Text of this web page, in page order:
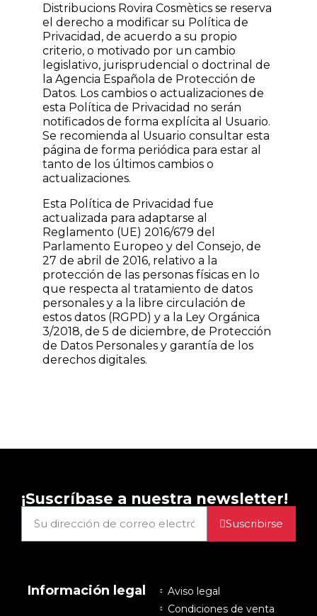
Distribucions Rovira Cosmètics se reserva
el derecho a modificar su Política de
Privacidad, de acuerdo a su propio
criterio, o motivado por un cambio
legislativo, jurisprudencial o doctrinal de
la Agencia Española de Protección de
Datos. Los cambios o actualizaciones de
esta Política de Privacidad no serán
notificados de forma explícita al Usuario.
Se recomienda al Usuario consultar esta
página de forma periódica para estar al
tanto de los últimos cambios o
actualizaciones.
Esta Política de Privacidad fue
actualizada para adaptarse al
Reglamento (UE) 2016/679 del
Parlamento Europeo y del Consejo, de
27 de abril de 2016, relativo a la
protección de las personas físicas en lo
que respecta al tratamiento de datos
personales y a la libre circulación de
estos datos (RGPD) y a la Ley Orgánica
3/2018, de 5 de diciembre, de Protección
de Datos Personales y garantía de los
derechos digitales.
¡Suscríbase a nuestra newsletter!
Suscribirse
Información legal
Aviso legal
Condiciones de venta